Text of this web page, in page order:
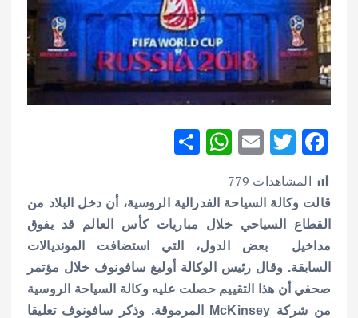
F
ac
e
b
o
o
k
T
w
it
te
r
E
ai
l
W
at
s
A
p
p
ar
e
المشاهدات 779
قالت وكالة السياحة الفدرالية الروسية، أن دخل البلاد من
القطاع السياحي خلال مباريات كأس العالم قد يفوق
مداخيل بعض الدول، التي استضافت المونديالات
السابقة. وقال رئيس الوكالة أوليغ سافونوف خلال مؤتمر
صحفي أن هذا التقييم حصلت عليه وكالة السياحة الروسية
من شركة McKinsey المرموقة.
وذكر سافونوف تعليقا